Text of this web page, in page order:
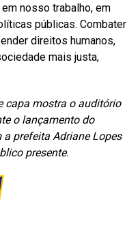
nosso trabalho, em
públicas. Combater
direitos humanos,
mais justa,
capa mostra o auditório
o lançamento do
prefeita Adriane Lopes
presente.